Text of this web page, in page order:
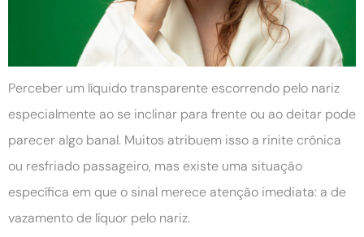
Perceber um líquido transparente escorrendo pelo nariz
especialmente ao se inclinar para frente ou ao deitar pode
parecer algo banal. Muitos atribuem isso a rinite crônica
ou resfriado passageiro, mas existe uma situação
específica em que o sinal merece atenção imediata: a de
vazamento de líquor pelo nariz.